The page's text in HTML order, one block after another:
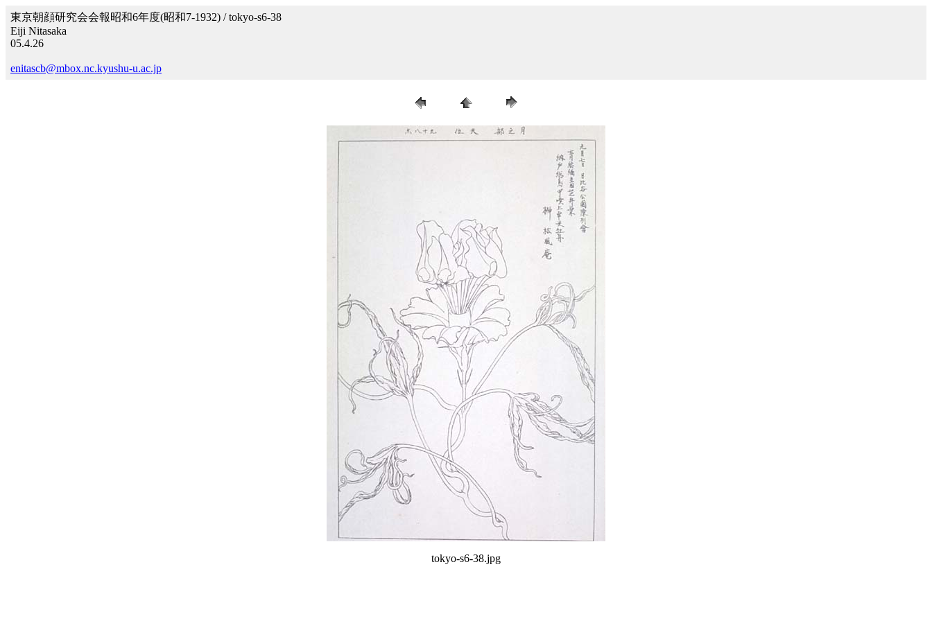
東京朝顔研究会会報昭和6年度(昭和7-1932) / tokyo-s6-38
Eiji Nitasaka
05.4.26
enitascb@mbox.nc.kyushu-u.ac.jp
tokyo-s6-38.jpg